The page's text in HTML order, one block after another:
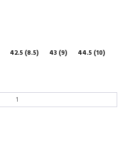
42.5 (8.5) 43 (9) 44.5 (10)